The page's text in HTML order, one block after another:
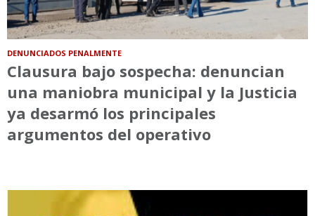
DENUNCIADOS PENALMENTE
Clausura bajo sospecha: denuncian
una maniobra municipal y la Justicia
ya desarmó los principales
argumentos del operativo